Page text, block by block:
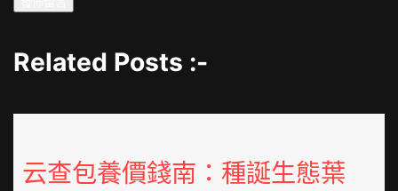
Related Posts :-
云查包養價錢南：種誕生態葉